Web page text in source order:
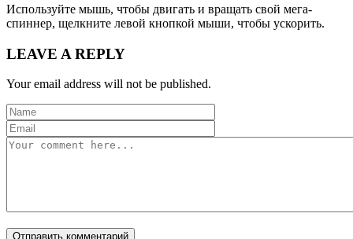
Используйте мышь, чтобы двигать и вращать свой мега-
спиннер, щелкните левой кнопкой мыши, чтобы ускорить.
LEAVE A REPLY
Your email address will not be published.